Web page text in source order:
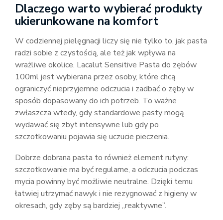
Dlaczego warto wybierać produkty
ukierunkowane na komfort
W codziennej pielęgnacji liczy się nie tylko to, jak pasta
radzi sobie z czystością, ale też jak wpływa na
wrażliwe okolice. Lacalut Sensitive Pasta do zębów
100ml jest wybierana przez osoby, które chcą
ograniczyć nieprzyjemne odczucia i zadbać o zęby w
sposób dopasowany do ich potrzeb. To ważne
zwłaszcza wtedy, gdy standardowe pasty mogą
wydawać się zbyt intensywne lub gdy po
szczotkowaniu pojawia się uczucie pieczenia.
Dobrze dobrana pasta to również element rutyny:
szczotkowanie ma być regularne, a odczucia podczas
mycia powinny być możliwie neutralne. Dzięki temu
łatwiej utrzymać nawyk i nie rezygnować z higieny w
okresach, gdy zęby są bardziej „reaktywne”.